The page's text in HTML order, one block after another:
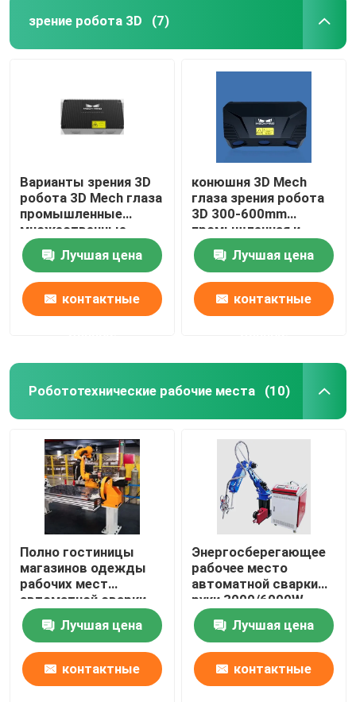
зрение робота 3D (7)
Варианты зрения 3D
робота 3D Mech глаза
промышленные
множественные
модельные
соотвествуют
различные
расстояния
Лучшая цена
контактные
конюшня 3D Mech
глаза зрения робота
3D 300-600mm
промышленная и
надежное
просматривая
представление
Лучшая цена
контактные
Робототехнические рабочие места (10)
Полно гостиницы
магазинов одежды
рабочих мест
автоматной сварки
робототехнические
Лучшая цена
контактные
Энергосберегающее
рабочее место
автоматной сварки
руки 3000/6000W
робототехнического
манипулятора
Лучшая цена
контактные